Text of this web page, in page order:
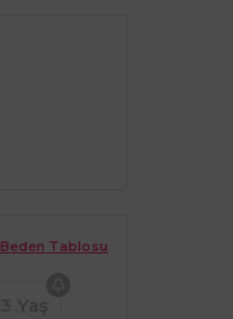
Beden Tablosu